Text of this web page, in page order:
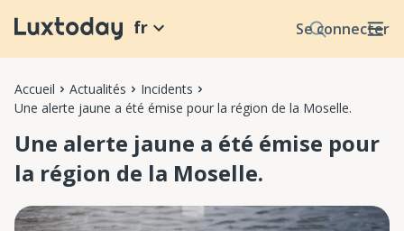
Se connecter
fr
Accueil Actualités
Incidents
Une alerte jaune a été émise pour la région de la Moselle.
Une alerte jaune a été émise pour
la région de la Moselle.